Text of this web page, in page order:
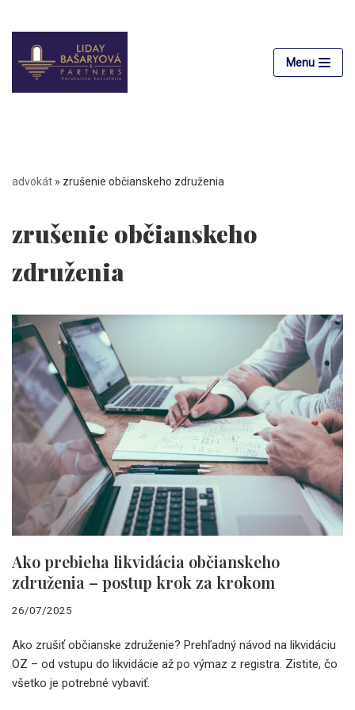
Preskočiť
na
obsah
Menu
advokát » zrušenie občianskeho združenia
zrušenie občianskeho
združenia
Ako prebieha likvidácia občianskeho
združenia – postup krok za krokom
26/07/2025
Ako zrušiť občianske združenie? Prehľadný návod na likvidáciu
OZ – od vstupu do likvidácie až po výmaz z registra. Zistite, čo
všetko je potrebné vybaviť.